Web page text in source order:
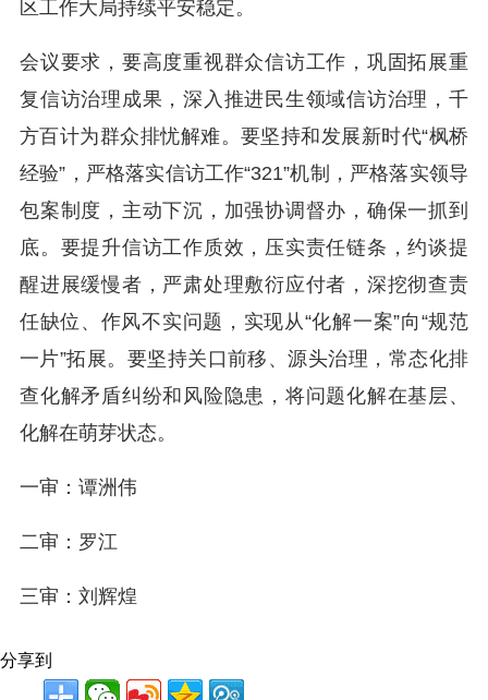
区工作大局持续平安稳定。
会议要求，要高度重视群众信访工作，巩固拓展重
复信访治理成果，深入推进民生领域信访治理，千
方百计为群众排忧解难。要坚持和发展新时代“枫桥
经验”，严格落实信访工作“321”机制，严格落实领导
包案制度，主动下沉，加强协调督办，确保一抓到
底。要提升信访工作质效，压实责任链条，约谈提
醒进展缓慢者，严肃处理敷衍应付者，深挖彻查责
任缺位、作风不实问题，实现从“化解一案”向“规范
一片”拓展。要坚持关口前移、源头治理，常态化排
查化解矛盾纠纷和风险隐患，将问题化解在基层、
化解在萌芽状态。
一审：谭洲伟
二审：罗江
三审：刘辉煌
分享到